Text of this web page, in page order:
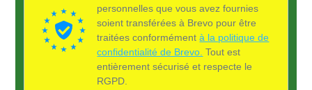
personnelles que vous avez fournies
soient transférées à Brevo pour être
traitées conformémentà la politique de
confidentialité de Brevo. Tout est
entièrement sécurisé et respecte le
RGPD.